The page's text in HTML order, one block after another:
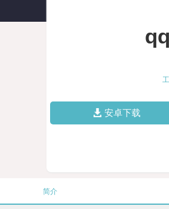
安卓下载
简介